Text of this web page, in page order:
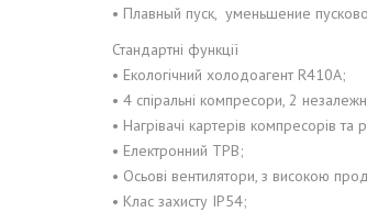
• Плавный пуск, уменьшение
Стандартні функції
• Екологічний холодоагент R410A;
• 4 спіральні компресори, 2
• Нагрівачі картерів компресорів
• Електронний ТРВ;
• Осьові вентилятори, з високою
• Клас захисту IP54;